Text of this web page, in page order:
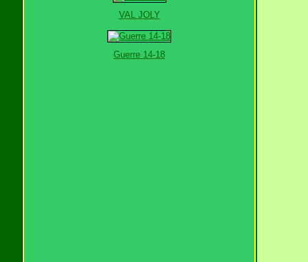
VAL JOLY
Guerre 14-18